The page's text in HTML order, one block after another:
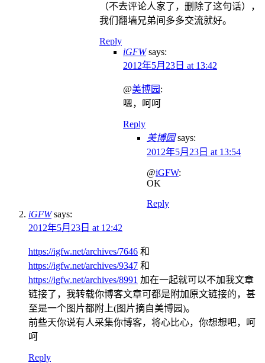
（不去评论人家了，删除了这句话），
我们翻墙兄弟间多多交流就好。
Reply
iGFW says:
2012年5月23日 at 13:42
@美博园 :
嗯，呵呵
Reply
美博园 says:
2012年5月23日 at 13:54
@iGFW:
OK
Reply
iGFW says:
2012年5月23日 at 12:42
https://igfw.net/archives/7646 和
https://igfw.net/archives/9347 和
https://igfw.net/archives/8991 加在一起就可以不加我文章
链接了，我转载你博客文章可都是附加原文链接的，甚
至是一个图片都附上(图片摘自美博园)。
前些天你说有人采集你博客，将心比心，你想想吧，呵
呵
Reply